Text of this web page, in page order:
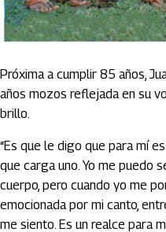
Próxima a cumplir 85 años,
años mozos reflejada en su
brillo.
“Es que le digo que para mí
que carga uno. Yo me puedo
cuerpo, pero cuando yo me
emocionada por mi canto,
me siento. Es un realce para